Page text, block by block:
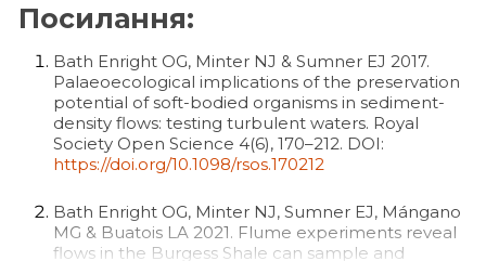
Посилання:
Bath Enright OG, Minter NJ & Sumner EJ 2017.
Palaeoecological implications of the preservation
potential of soft-bodied organisms in sediment-
density flows: testing turbulent waters. Royal
Society Open Science 4(6), 170–212. DOI:
https://doi.org/10.1098/rsos.170212
Bath Enright OG, Minter NJ, Sumner EJ, Mángano
MG & Buatois LA 2021. Flume experiments reveal
flows in the Burgess Shale can sample and